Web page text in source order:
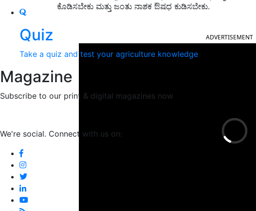
Quiz
Take a quiz and test your agriculture knowledge
Magazine
Subscribe to our print & digital magazines now
We're social. Connect with us on:
ಕೊಡಿಸಬೇಕು ಮತ್ತು ಜಂತು ನಾಶಕ ಔಷಧ ಕುಡಿಸಬೇಕು.